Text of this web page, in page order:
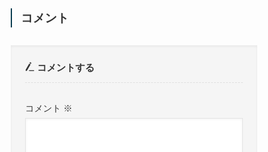
コメント
コメントする
コメント ※